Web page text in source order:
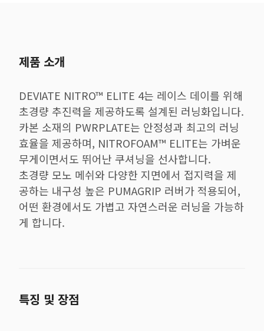
제품 소개
DEVIATE NITRO™ ELITE 4는 레이스 데이를 위해
초경량 추진력을 제공하도록 설계된 러닝화입니다.
카본 소재의 PWRPLATE는 안정성과 최고의 러닝
효율을 제공하며, NITROFOAM™ ELITE는 가벼운
무게이면서도 뛰어난 쿠셔닝을 선사합니다.
초경량 모노 메쉬와 다양한 지면에서 접지력을 제
공하는 내구성 높은 PUMAGRIP 러버가 적용되어,
어떤 환경에서도 가볍고 자연스러운 러닝을 가능하
게 합니다.
특징 및 장점